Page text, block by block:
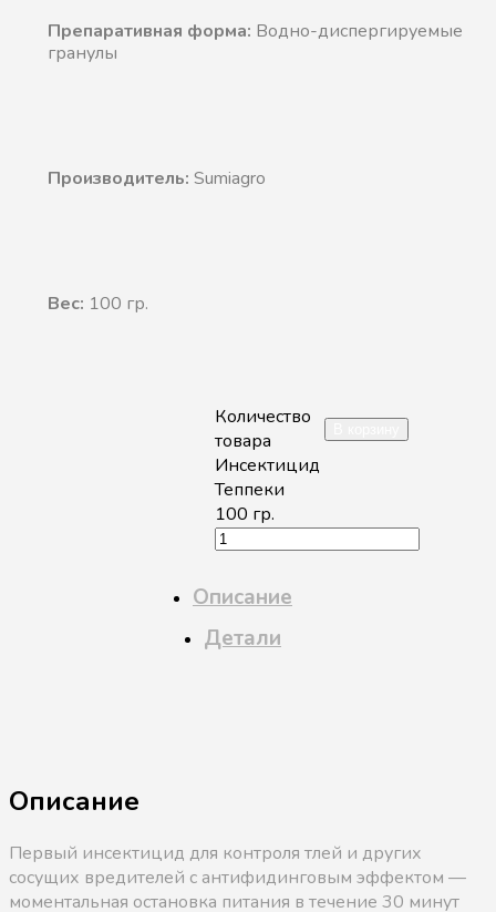
Препаративная форма: Водно-диспергируемые
гранулы
Производитель: Sumiagro
Вес: 100 гр.
Количество
товара
Инсектицид
Теппеки
100 гр.
Описание
Детали
Описание
Первый инсектицид для контроля тлей и других
сосущих вредителей с антифидинговым эффектом —
моментальная остановка питания в течение 30 минут